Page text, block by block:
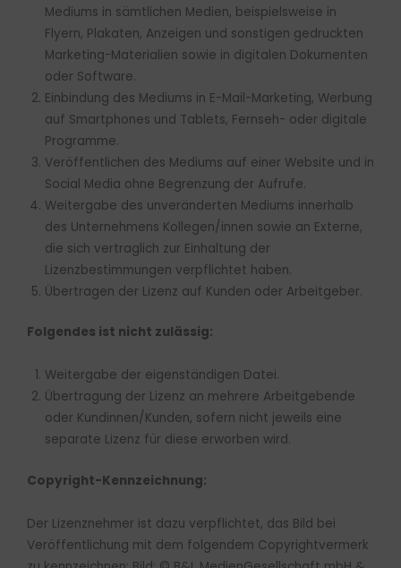
Mediums in sämtlichen Medien, beispielsweise in
Flyern, Plakaten, Anzeigen und sonstigen gedruckten
Marketing-Materialien sowie in digitalen Dokumenten
oder Software.
Einbindung des Mediums in E-Mail-Marketing, Werbung
auf Smartphones und Tablets, Fernseh- oder digitale
Programme.
Veröffentlichen des Mediums auf einer Website und in
Social Media ohne Begrenzung der Aufrufe.
Weitergabe des unveränderten Mediums innerhalb
des Unternehmens Kollegen/innen sowie an Externe,
die sich vertraglich zur Einhaltung der
Lizenzbestimmungen verpflichtet haben.
Übertragen der Lizenz auf Kunden oder Arbeitgeber.
Folgendes ist nicht zulässig:
Weitergabe der eigenständigen Datei.
Übertragung der Lizenz an mehrere Arbeitgebende
oder Kundinnen/Kunden, sofern nicht jeweils eine
separate Lizenz für diese erworben wird.
Copyright-Kennzeichnung:
Der Lizenznehmer ist dazu verpflichtet, das Bild bei
Veröffentlichung mit dem folgendem Copyrightvermerk